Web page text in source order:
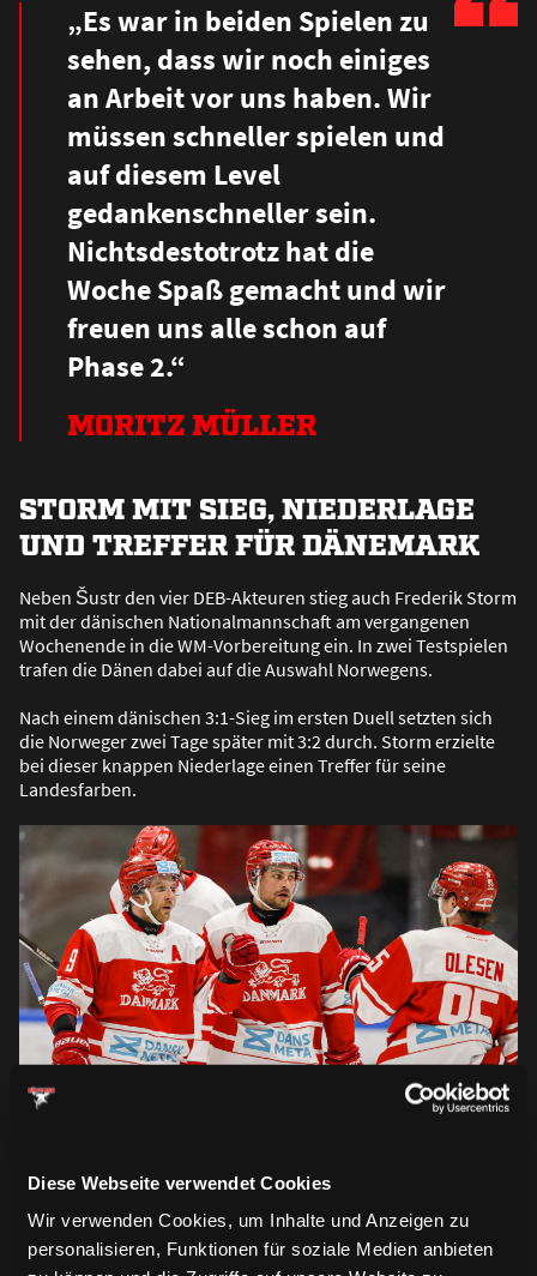
Diese Webseite verwendet Cookies
Wir verwenden Cookies, um Inhalte und Anzeigen zu
personalisieren, Funktionen für soziale Medien anbieten
„Es war in beiden Spielen zu
sehen, dass wir noch einiges
an Arbeit vor uns haben. Wir
müssen schneller spielen und
auf diesem Level
gedankenschneller sein.
Nichtsdestotrotz hat die
Woche Spaßgemacht und wir
freuen uns alle schon auf
Phase 2.“
MORITZ MÜLLER
STORM MIT SIEG, NIEDERLAGE
UND TREFFER FÜR DÄNEMARK
Neben Šustr den vier DEB-Akteuren stieg auch Frederik Storm
mit der dänischen Nationalmannschaft am vergangenen
Wochenende in die WM-Vorbereitung ein. In zwei Testspielen
trafen die Dänen dabei auf die Auswahl Norwegens.
Nach einem dänischen 3:1-Sieg im ersten Duell setzten sich
die Norweger zwei Tage später mit 3:2 durch. Storm erzielte
bei dieser knappen Niederlage einen Treffer für seine
Landesfarben.
Frederik Storm (links) freut sich über seinen Treffer. (Foto: